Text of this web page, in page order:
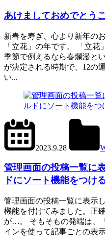
あけましておめでとう
新春を寿ぎ、心より新年の
「立花」の年です。 「立花
季節で例えるなら春爛漫と
が決定される時期で、12の
い...
2023.9.28
管理画面の投稿一覧に
ドにソート機能をつけ
管理画面の投稿一覧に表示
機能を付けてみました。正
が…。 そもそもの発端は、
インを使って記事ごとの表